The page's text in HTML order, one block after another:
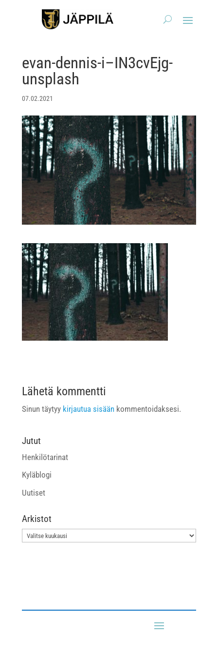
evan-dennis-i–IN3cvEjg-
unsplash
07.02.2021
Lähetä kommentti
Sinun täytyy kirjautua sisäänkommentoidaksesi.
Jutut
Henkilötarinat
Kyläblogi
Uutiset
Arkistot
Arkistot